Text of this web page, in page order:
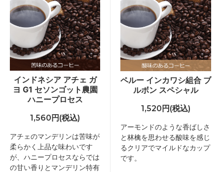
インドネシア アチェ ガ
ヨ G1 セソンゴット農園
ハニープロセス
1,560円(税込)
アチェのマンデリンは苦味が
柔らかく上品な味わいです
が、ハニープロセスならでは
の甘い香りとマンデリン特有
ペルー インカワシ組合 ブ
ルボン スペシャル
1,520円(税込)
アーモンドのような香ばしさ
と林檎を思わせる酸味を感じ
るクリアでマイルドなカップ
です。